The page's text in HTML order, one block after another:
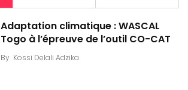
Adaptation climatique : WASCAL
Togo à l’épreuve de l’outil CO-CAT
By Kossi Delali Adzika